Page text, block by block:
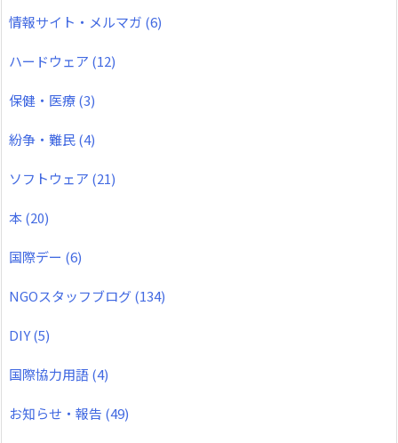
情報サイト・メルマガ (6)
ハードウェア (12)
保健・医療(3)
紛争・難民(4)
ソフトウェア (21)
本(20)
国際デー (6)
NGOスタッフブログ(134)
DIY(5)
国際協力用語(4)
お知らせ・報告 (49)